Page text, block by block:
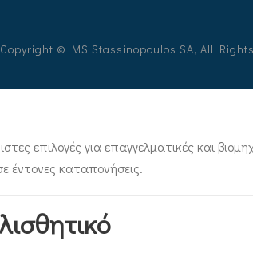
Copyright © MS Stassinopoulos SA, All
επιλογές για επαγγελματικές και
έντονες καταπονήσεις.